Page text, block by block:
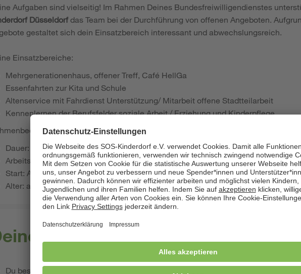
Aufgaben sind vielseitig! Im Rahmen Deines Bundesfreiwilligendienstes
Düsseldorfdas Team bei der Durchführung von offenen Angeboten.
gestaltet sich dein Einsatzbereich interessant und abwechslungsreich.
Einsatzbereiche:
Mehrgenerationenhaus, offener Treff, Café HellGa
Essenfahrten zur Kita und Schule
Altenservice mit Fahrdienst Unterstützung/ Mitarbeit offene Stadtteilarbeit
Kennenlernen der Berufsfelder soziale Arbeit / Erziehung und Kinderpflege
Dauer: 12 Monate (6 Monate)
Arbeitszeit: Vollzeit
Start: August/ September
Alter: ab 18 - Führerschein
Qualifikation und
Du besitzt eine wertschätzende und vorurteilsbewusste Haltung gegenüber